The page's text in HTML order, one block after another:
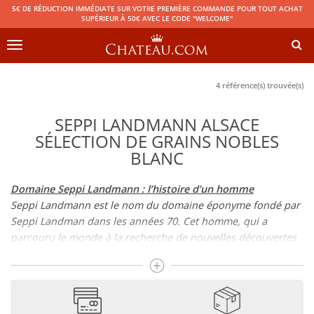
5€ DE RÉDUCTION IMMÉDIATE SUR VOTRE PREMIÈRE COMMANDE POUR TOUT ACHAT
SUPÉRIEUR À 50€ AVEC LE CODE "WELCOME"
Toggle
4 référence(s) trouvée(s)
SEPPI LANDMANN ALSACE
SÉLECTION DE GRAINS NOBLES
BLANC
Domaine Seppi Landmann : l’histoire d’un homme
Seppi Landmann est le nom du domaine éponyme fondé par
Seppi Landman dans les années 70. Cet homme, qui a
parcouru le monde à la recherche de nouvelles découvertes
domaine, à partir d’un hectare de vigne qu’il avait reçu en
héritage : le point de départ d’une histoire pleine de succès !
Illustre personnage de la viticulture alsacienne, Seppi